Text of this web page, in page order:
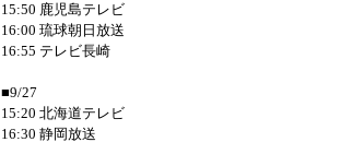
15:50 鹿児島テレビ
16:00 琉球朝日放送
16:55 テレビ長崎
■9/27
15:20 北海道テレビ
16:30 静岡放送